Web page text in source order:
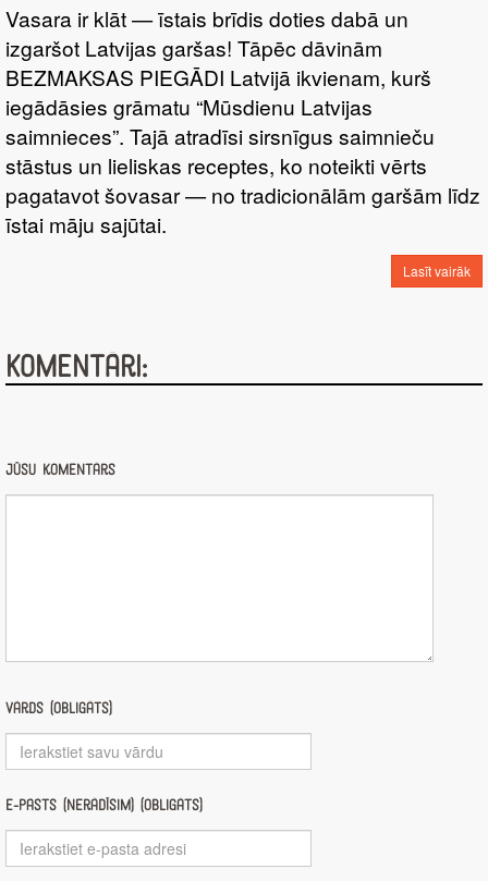
Vasara ir klāt — īstais brīdis doties dabā un
izgaršot Latvijas garšas! Tāpēc dāvinām
BEZMAKSAS PIEGĀDI Latvijā ikvienam, kurš
iegādāsies grāmatu “Mūsdienu Latvijas
saimnieces”. Tajā atradīsi sirsnīgus saimnieču
stāstus un lieliskas receptes, ko noteikti vērts
pagatavot šovasar — no tradicionālām garšām līdz
īstai māju sajūtai.
Lasīt vairāk
Komentāri:
Jūsu komentārs
Vārds (obligāts)
E-pasts (nerādīsim) (obligāts)